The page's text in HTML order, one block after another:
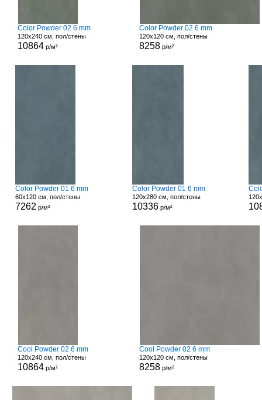
Color Powder 02 6 mm
120x240 см, пол/стены
10864 р/м²
Color Powder 02 6 mm
120x120 см, пол/стены
8258 р/м²
Color Powder 01 6 mm
60x120 см, пол/стены
7262 р/м²
Color Powder 01 6 mm
120x280 см, пол/стены
10336р/м²
Cool Powder 02 6 mm
120x240 см, пол/стены
10864 р/м²
Cool Powder 02 6 mm
120x120 см, пол/стены
8258 р/м²